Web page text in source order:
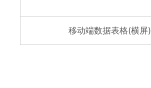
移动端数据表格(横屏)